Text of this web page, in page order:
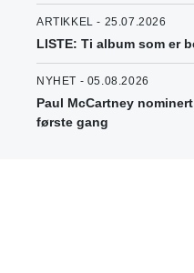
ARTIKKEL - 25.07.2026
LISTE: Ti album som er
NYHET - 05.08.2026
Paul McCartney
første gang